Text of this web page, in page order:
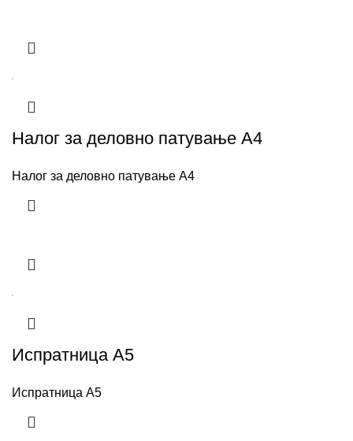
Налог за деловно патување А4
Налог за деловно патување А4
Испратница А5
Испратница А5